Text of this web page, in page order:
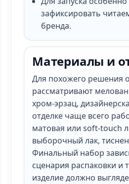
зафиксировать
бренда.
Материалы и
Для похожего решения
рассматривают
хром-эрзац,
отделке чаще всего
матовая или soft-touch
выборочный лак,
Финальный набор
сценария распаковки и
изделие должно